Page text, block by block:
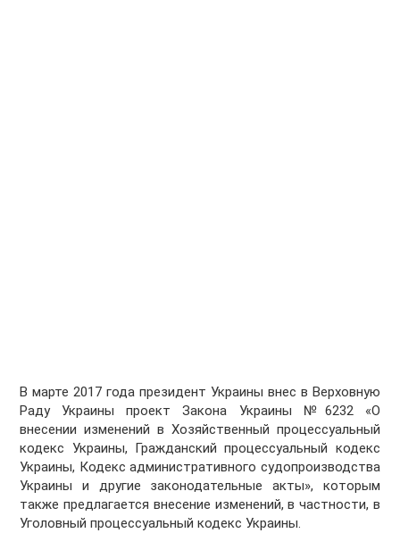
В марте 2017 года президент Украины внес в Верховную
Раду Украины проект Закона Украины №6232 «О
внесении изменений в Хозяйственный процессуальный
кодекс Украины, Гражданский процессуальный кодекс
Украины, Кодекс административного судопроизводства
Украины и другие законодательные акты», которым
также предлагается внесение изменений, в частности, в
Уголовный процессуальный кодекс Украины.